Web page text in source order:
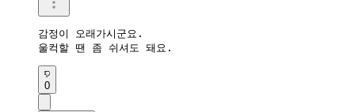
감정이 오래가시군요.
울컥할 땐 좀 쉬셔도 돼요.
0